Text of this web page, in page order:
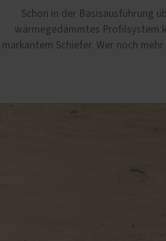
Schon in der Basisausführung
wärmegedämmtes Profilsystem
markantem Schiefer. Wer noch